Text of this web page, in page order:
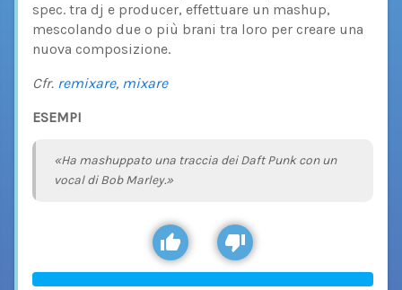
spec. tra dj e producer, effettuare un mashup,
mescolando due o più brani tra loro per creare una
nuova composizione.
Cfr. remixare, mixare
ESEMPI
«Ha mashuppato una traccia dei Daft Punk con un
vocal di Bob Marley.»